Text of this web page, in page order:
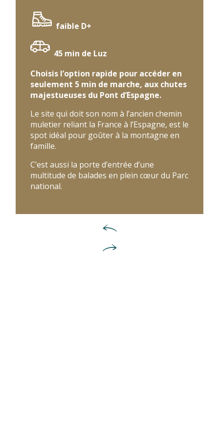
faible D+
45 min de Luz
Choisis l’option rapide pour accéder en
seulement 5 min de marche, aux chutes
majestueuses du Pont d’Espagne.
Le site qui doit son nom à l’ancien chemin
muletier reliant la France à l’Espagne, est le
spot idéal pour goûter à la montagne en
famille.
C’est aussi la porte d’entrée d’une
multitude de balades en plein cœur du Parc
national.